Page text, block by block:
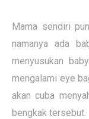
Mama sendiri
namanya ada
menyusukan
mengalami eye
akan cuba
bengkak tersebut.